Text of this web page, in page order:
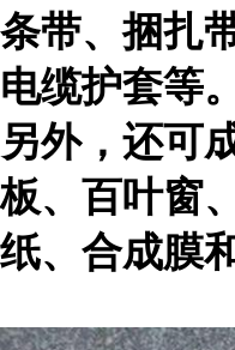
条带、捆扎
电缆护套等。
另外，还可
板、百叶窗
纸、合成膜